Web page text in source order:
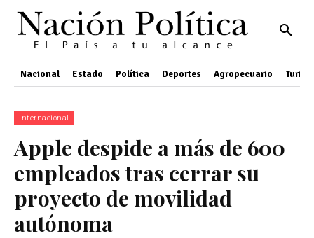
Nacional Estado Política Deportes Agropecuario
Internacional
Apple despide a más de 600
empleados tras cerrar su
proyecto de movilidad
autónoma